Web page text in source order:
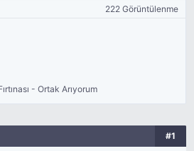
222 Görüntülenme
- Ortak Arıyorum
#1